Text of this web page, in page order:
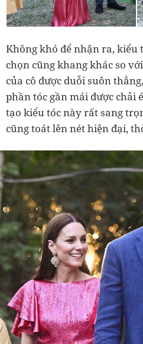
Không khó để nhận ra, kiểu
chọn cũng khang khác so
của cô được duỗi suôn
phần tóc gần mái được chải
tạo kiểu tóc này rất sang
cũng toát lên nét hiện đại,